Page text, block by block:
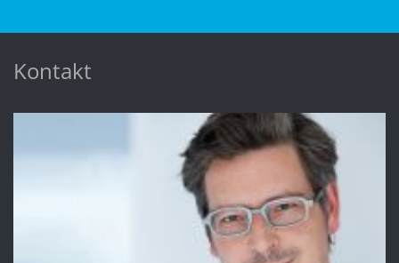
Kontakt